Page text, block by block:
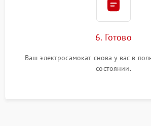
6. Готово
Ваш электросамокат снова у вас в
состоянии.